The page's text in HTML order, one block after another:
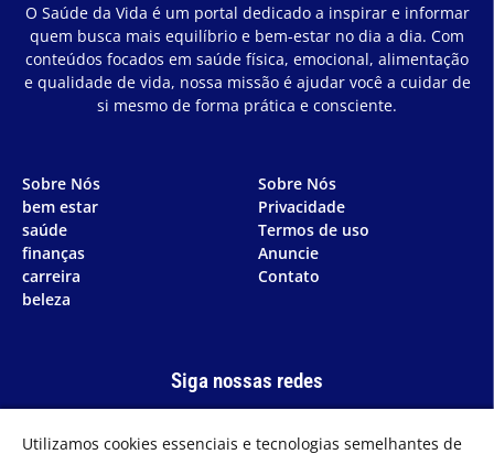
O Saúde da Vida é um portal dedicado a inspirar e informar
quem busca mais equilíbrio e bem-estar no dia a dia. Com
conteúdos focados em saúde física, emocional, alimentação
e qualidade de vida, nossa missão é ajudar você a cuidar de
si mesmo de forma prática e consciente.
Sobre Nós
bem estar
saúde
finanças
carreira
beleza
Sobre Nós
Privacidade
Termos de uso
Anuncie
Contato
Siga nossas redes
Utilizamos cookies essenciais e tecnologias semelhantes de